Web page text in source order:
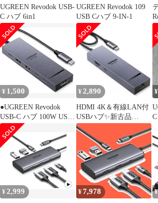
UGREEN Revodok USB-
C ハブ 6in1
UGREEN Revodok 109
USB Cハブ 9-IN-1
¥ 1,500
●UGREEN Revodok
USB-C ハブ 100W USB
PD対応
¥ 2,890
HDMI 4K＆有線LAN付
USBハブ✨新古品
✨UGREEN 6-in-1
¥
¥ 2,999 ¥7,978 ¥